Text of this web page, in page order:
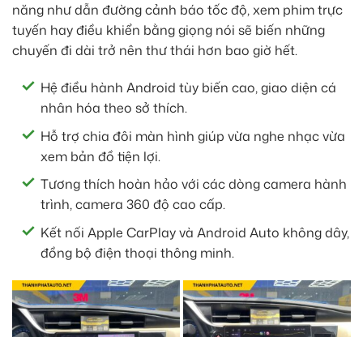
năng như dẫn đường cảnh báo tốc độ, xem phim trực
tuyến hay điều khiển bằng giọng nói sẽ biến những
chuyến đi dài trở nên thư thái hơn bao giờ hết.
Hệ điều hành Android tùy biến cao, giao diện cá
nhân hóa theo sở thích.
Hỗ trợ chia đôi màn hình giúp vừa nghe nhạc vừa
xem bản đồ tiện lợi.
Tương thích hoàn hảo với các dòng camera hành
trình, camera 360 độ cao cấp.
Kết nối Apple CarPlay và Android Auto không dây,
đồng bộ điện thoại thông minh.